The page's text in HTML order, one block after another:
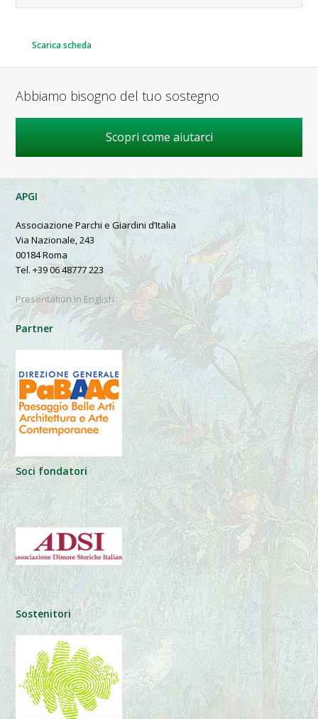
Scarica scheda
Abbiamo bisogno del tuo sostegno
Scopri come aiutarci
APGI
Associazione Parchi e Giardini d’Italia
Via Nazionale, 243
00184 Roma
Tel. +39 06 48777 223
Presentation in English
Partner
Soci fondatori
Sostenitori